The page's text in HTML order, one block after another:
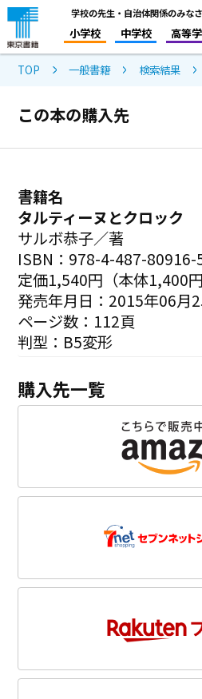
学校の先生・自治体関係のみな
小学校 中学校 高等
TOP 一般書籍 検索結果
この本の購入先
書籍名
タルティーヌとクロック
サルボ恭子／著
ISBN：978-4-487-80916-
定価1,540円（本体1,400
発売年月日：2015年06月
ページ数：112頁
判型：B5変形
購入先一覧